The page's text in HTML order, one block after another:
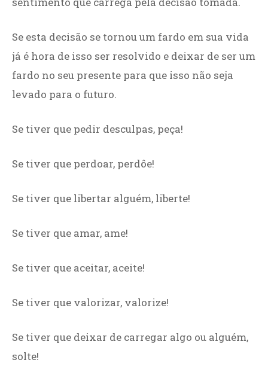
Se esta decisão se tornou um fardo em sua vida
já é hora de isso ser resolvido e deixar de ser um
fardo no seu presente para que isso não seja
levado para o futuro.
Se tiver que pedir desculpas, peça!
Se tiver que perdoar, perdôe!
Se tiver que libertar alguém, liberte!
Se tiver que amar, ame!
Se tiver que aceitar, aceite!
Se tiver que valorizar, valorize!
Se tiver que deixar de carregar algo ou alguém,
solte!